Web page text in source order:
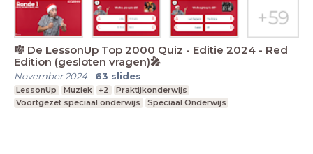
🎼 De LessonUp Top 2000 Quiz - Editie 2024 - Red
Edition (gesloten vragen)🎤
November 2024- 63 slides
LessonUp Muziek +2
Praktijkonderwijs
Voortgezet speciaal onderwijs
Speciaal Onderwijs